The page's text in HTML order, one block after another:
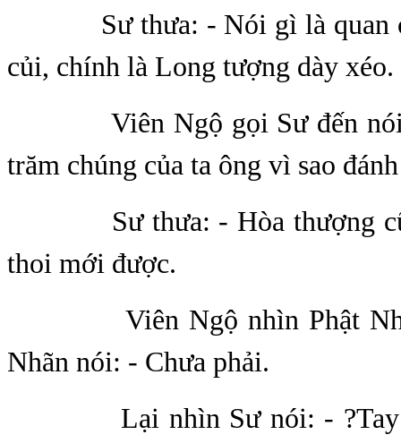
Sư thưa: - Nói gì là quan
củi, chính là Long tượng dày xéo.
Viên Ngộ gọi Sư đến nói:
trăm chúng của ta ông vì sao
Sư thưa: - Hòa thượng
thoi mới được.
Viên Ngộ nhìn Phật
Nhãn nói: - Chưa phải.
Lại nhìn Sư nói: - ?Tay